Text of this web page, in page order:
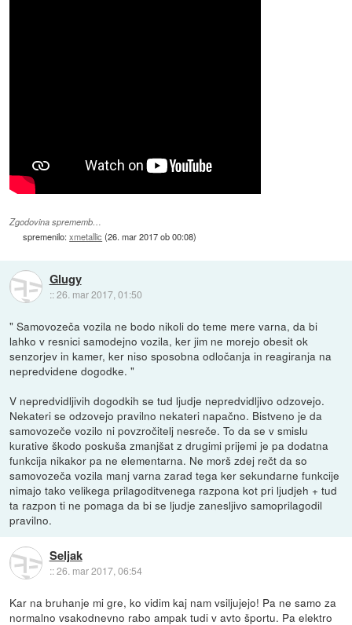
Zgodovina sprememb…
spremenilo:xmetallic (26. mar 2017 ob 00:08)
Glugy
::26. mar 2017, 01:50
" Samovozeča vozila ne bodo nikoli do teme mere varna, da bi
lahko v resnici samodejno vozila, ker jim ne morejo obesit ok
senzorjev in kamer, ker niso sposobna odločanja in reagiranja na
nepredvidene dogodke. "
V nepredvidljivih dogodkih se tud ljudje nepredvidljivo odzovejo.
Nekateri se odzovejo pravilno nekateri napačno. Bistveno je da
samovozeče vozilo ni povzročitelj nesreče. To da se v smislu
kurative škodo poskuša zmanjšat z drugimi prijemi je pa dodatna
funkcija nikakor pa ne elementarna. Ne morš zdej rečt da so
samovozeča vozila manj varna zarad tega ker sekundarne funkcije
nimajo tako velikega prilagoditvenega razpona kot pri ljudjeh + tud
ta razpon ti ne pomaga da bi se ljudje zanesljivo samoprilagodil
pravilno.
Seljak
::26. mar 2017, 06:54
Kar na bruhanje mi gre, ko vidim kaj nam vsiljujejo! Pa ne samo za
normalno vsakodnevno rabo ampak tudi v avto športu. Pa elektro